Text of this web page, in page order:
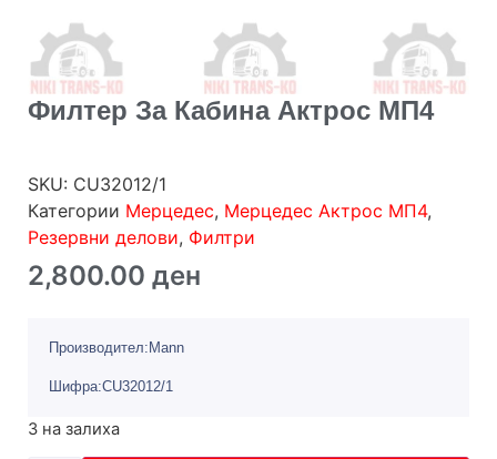
Филтер За Кабина Актрос МП4
SKU: CU32012/1
Категории Мерцедес, Мерцедес Актрос МП4,
Резервни делови, Филтри
2,800.00 ден
Производител:Mann
Шифра:CU32012/1
3 на залиха